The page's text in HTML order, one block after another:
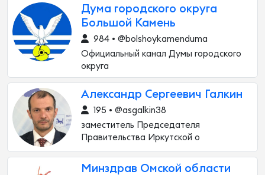
Дума городского округа
Большой Камень
984 • @bolshoykamenduma
Официальный канал Думы городского
округа
Александр Сергеевич Галкин
195 • @asgalkin38
заместитель Председателя
Правительства Иркутской о
Минздрав Омской области